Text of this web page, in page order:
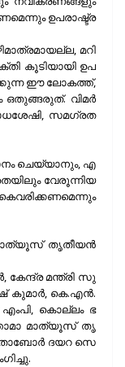
ഉ​പ​രാ​ഷ്ട്ര​
മ​റി​
കൂ​ടി​യാ​യി ഉ​പ​
ഈ ​ലോ​ക​ത്ത്,
ഒ​തു​ങ്ങ​രു​ത്. വി​മ​ർ​
സ​മ​ഗ്ര​ത
ചെ​യ്യാ​നും, എ​
വേ​രൂ​ന്നി​യ
തൃ​തീ​യ​ൻ
കേ​ന്ദ്ര മ​ന്ത്രി സു​
കു​മാ​ർ, കെ.എ​ൻ.
കൊ​ല്ലം ഭ​
മാ​ത്യൂ​സ് തൃ​
ദ​യ​റ സെ​